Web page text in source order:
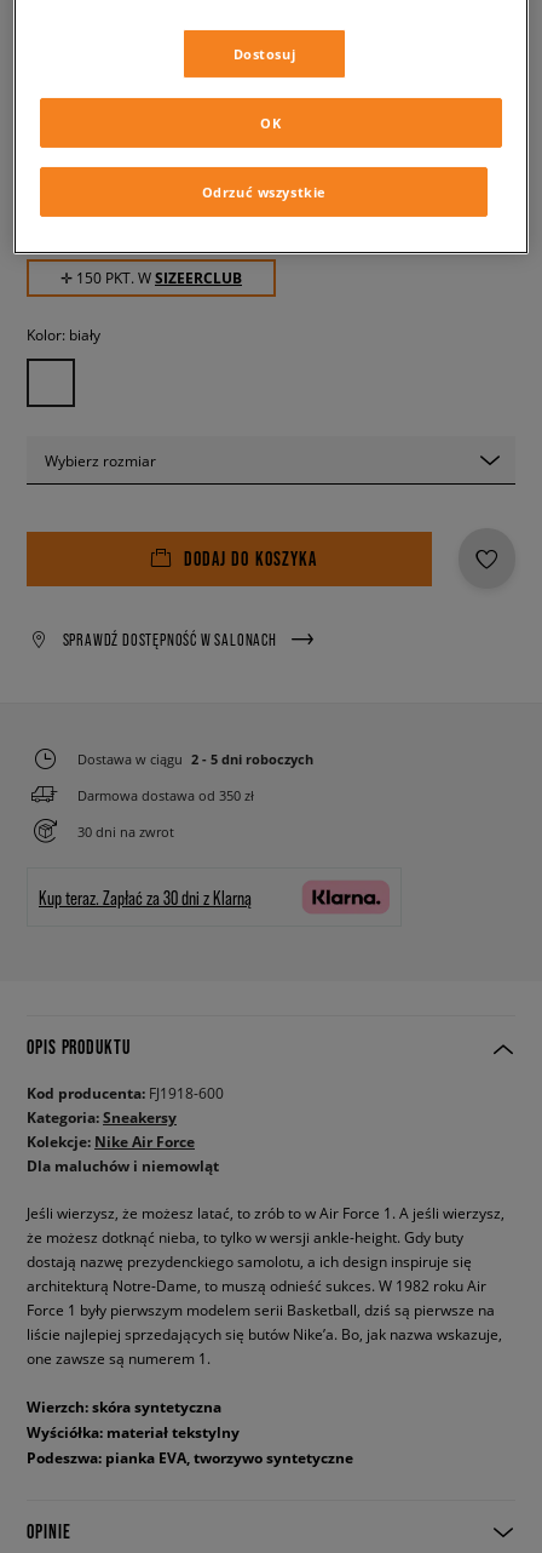
NIKE FORCE 1 MID EASYON
149,99 zł
(najniższa cena z 30 dni przed obniżką)
✛ 150 PKT. WSIZEERCLUB
Kolor: biały
Wybierz rozmiar
DODAJ DO KOSZYKA
SPRAWDŹ DOSTĘPNOŚĆ W SALONACH
Dostawa w ciągu 2 - 5 dni roboczych
Darmowa dostawa od 350 zł
30 dni na zwrot
Kup teraz. Zapłać za 30 dni z Klarną
OPIS PRODUKTU
Kod producenta: FJ1918-600
Kategoria:Sneakersy
Kolekcje: Nike Air Force
Dla maluchów i niemowląt
Jeśli wierzysz, że możesz latać, to zrób to w Air Force 1. A jeśli wierzysz,
że możesz dotknąć nieba, to tylko w wersji ankle-height. Gdy buty
dostają nazwę prezydenckiego samolotu, a ich design inspiruje się
architekturą Notre-Dame, to muszą odnieść sukces. W 1982 roku Air
Force 1 były pierwszym modelem serii Basketball, dziś są pierwsze na
liście najlepiej sprzedających się butów Nike’a. Bo, jak nazwa wskazuje,
one zawsze są numerem 1.
Wierzch: skóra syntetyczna
Wyściółka: materiał tekstylny
Podeszwa: pianka EVA, tworzywo syntetyczne
OPINIE
Dostosuj
Odrzuć wszystkie
OK